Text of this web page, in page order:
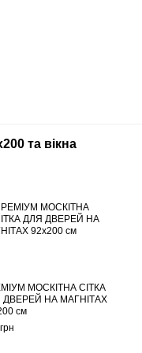
та вікна
МОСКІТНА СІТКА
ДВЕРЕЙ НА МАГНІТАХ
см